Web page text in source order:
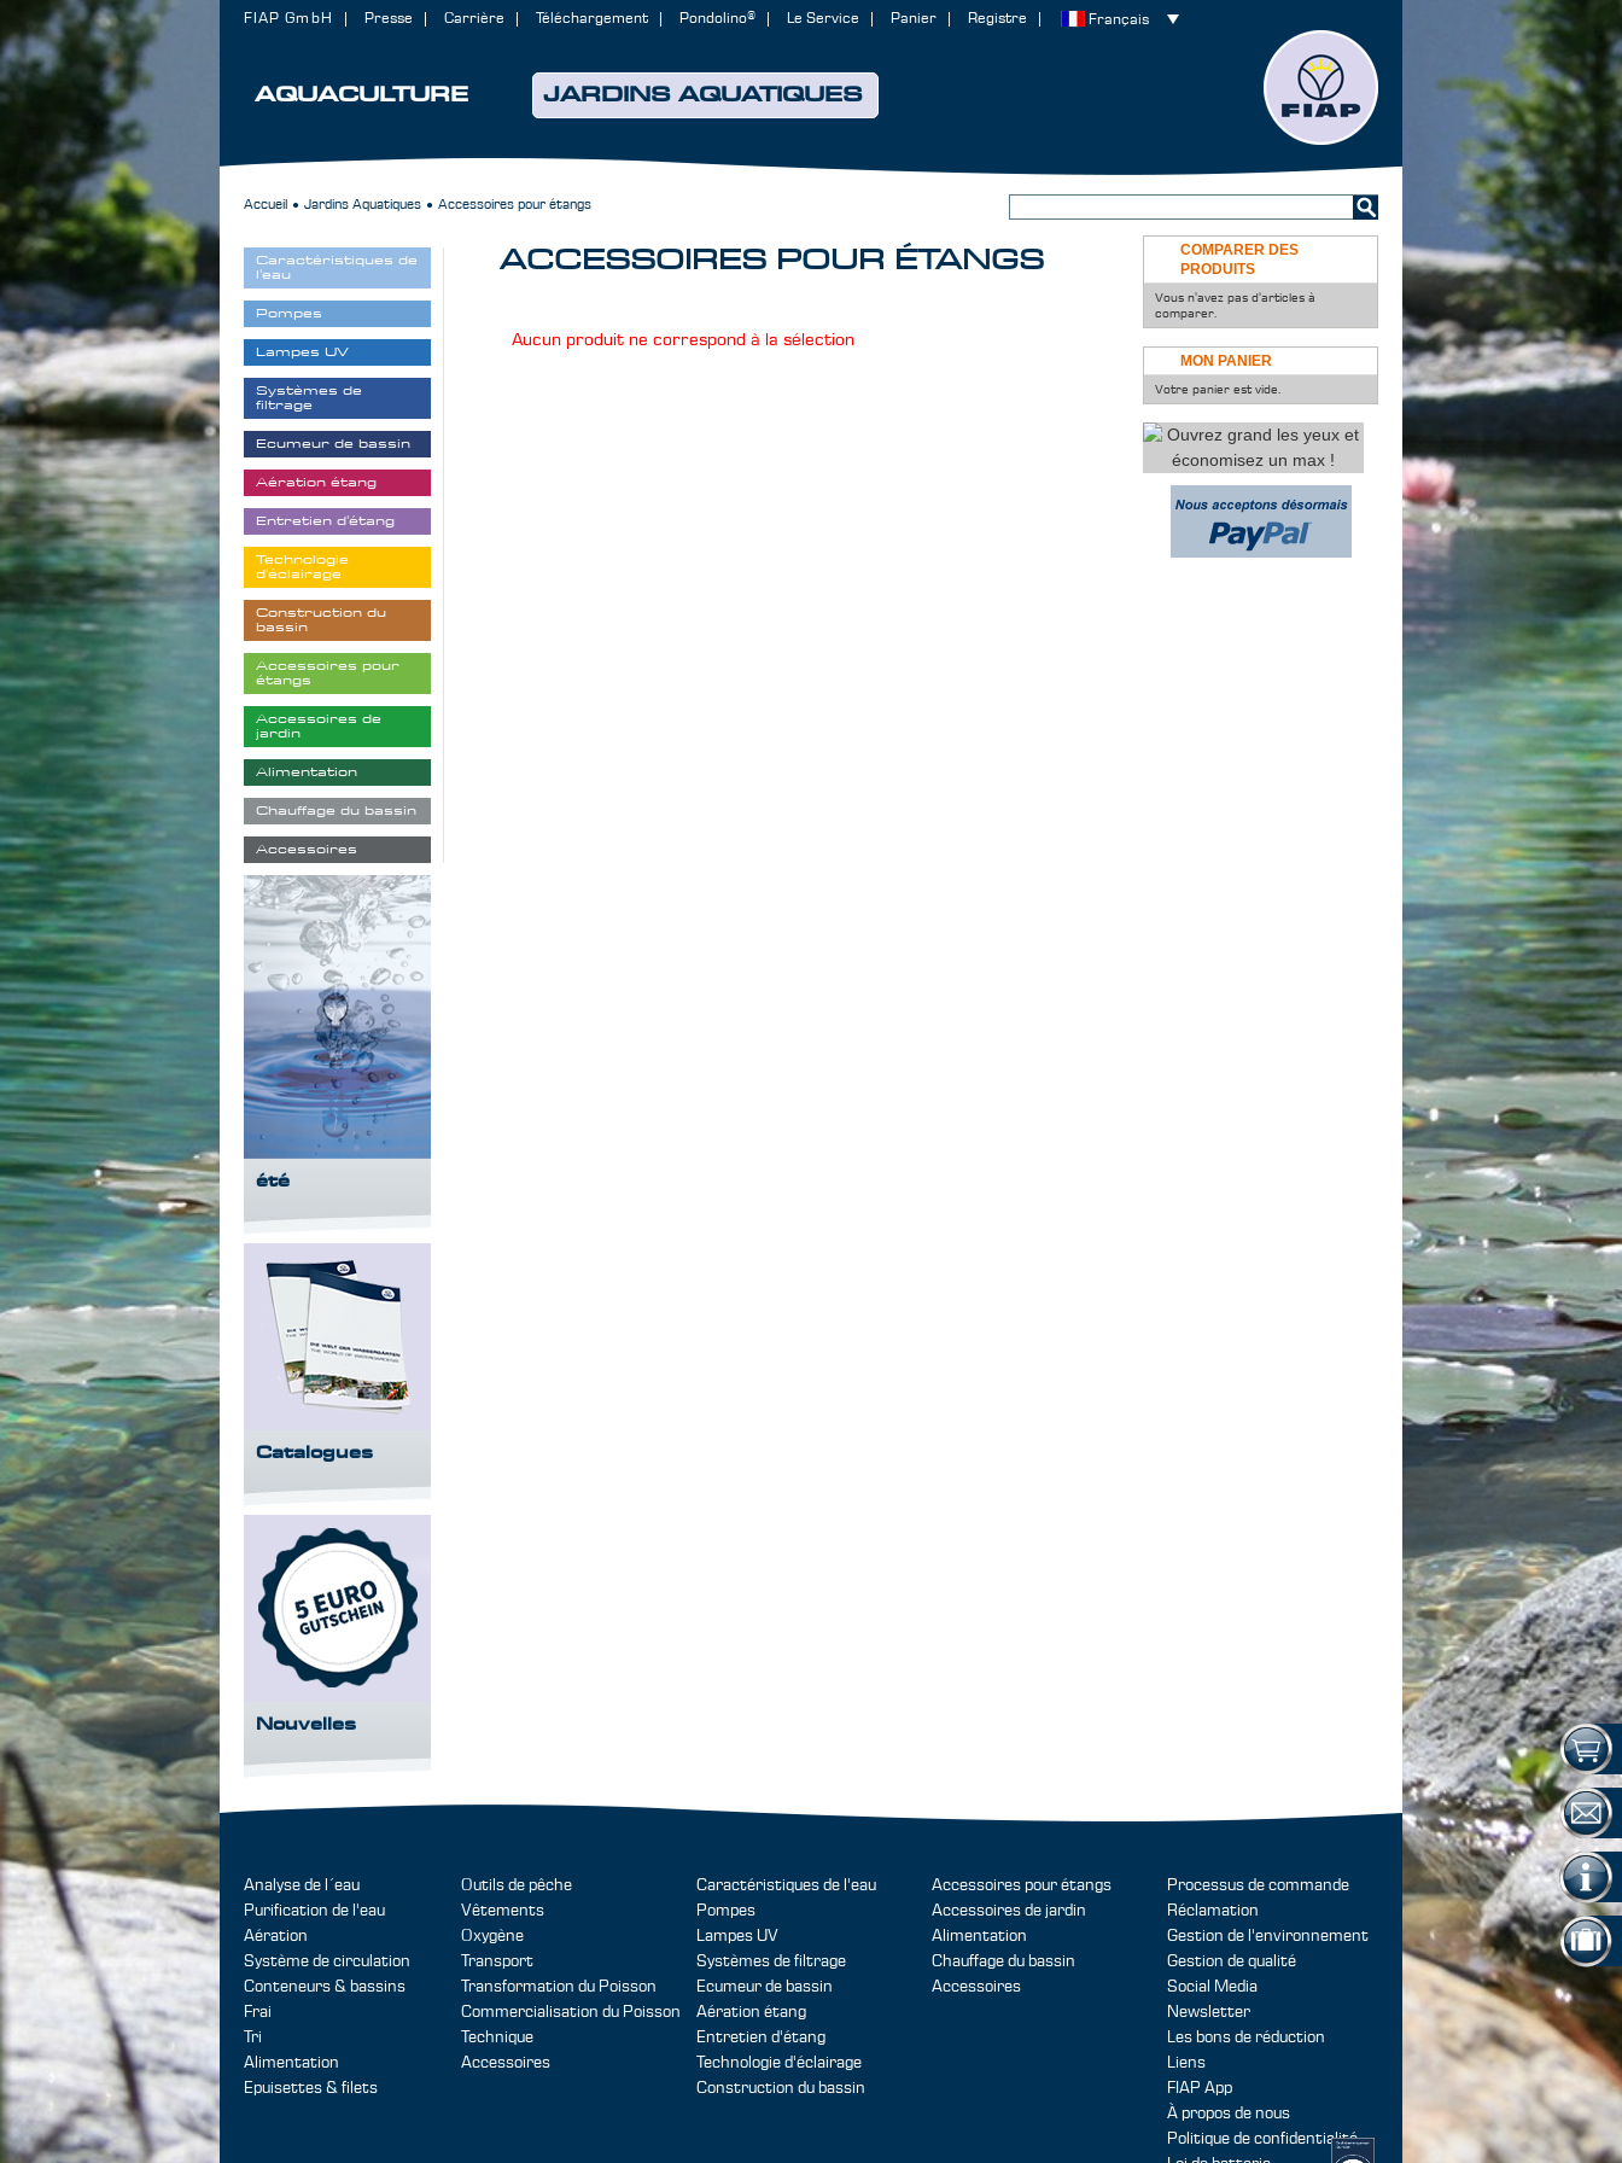
AQUACULTURE JARDINS AQUATIQUES
FIAP GmbH Presse Carrière Téléchargement Pondolino® Le Service Panier Registre Français
Accueil ● Jardins Aquatiques ● Accessoires pour étangs
ACCESSOIRES POUR ÉTANGS
Aucun produit ne correspond à la sélection
Caractéristiques de
l'eau
Pompes
Lampes UV
Systèmes de
filtrage
Ecumeur de bassin
Aération étang
Entretien d'étang
Technologie
d'éclairage
Construction du
bassin
Accessoires pour
étangs
Accessoires de
jardin
Alimentation
Chauffage du bassin
Accessoires
été
Catalogues
Nouvelles
COMPARER DES
PRODUITS
Vous n'avez pas d'articles à
comparer.
MON PANIER
Votre panier est vide.
Analyse de l´eau
Purification de l'eau
Aération
Système de circulation
Conteneurs & bassins
Frai
Tri
Alimentation
Epuisettes & filets
Outils de pêche
Vêtements
Oxygène
Transport
Transformation du Poisson
Commercialisation du Poisson
Technique
Accessoires
Caractéristiques de l'eau
Pompes
Lampes UV
Systèmes de filtrage
Ecumeur de bassin
Aération étang
Entretien d'étang
Technologie d'éclairage
Construction du bassin
Accessoires pour étangs
Accessoires de jardin
Alimentation
Chauffage du bassin
Accessoires
Processus de commande
Réclamation
Gestion de l'environnement
Gestion de qualité
Social Media
Newsletter
Les bons de réduction
Liens
FIAP App
À propos de nous
Politique de confidentialité